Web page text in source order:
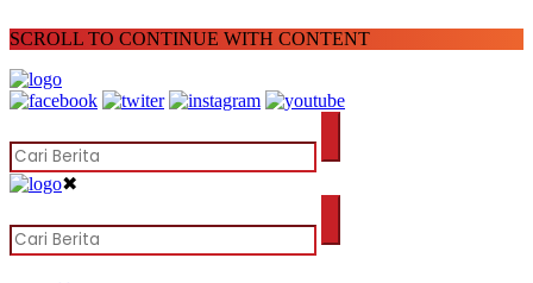
SCROLL TO CONTINUE WITH CONTENT
✖